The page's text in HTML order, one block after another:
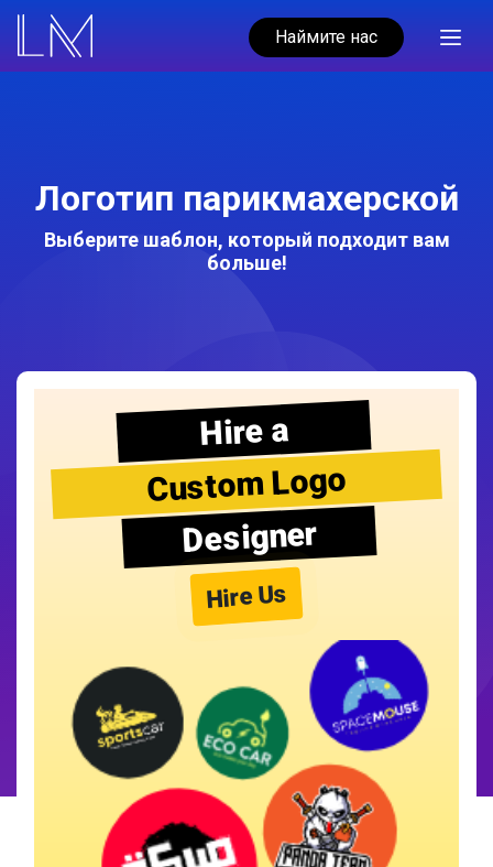
Наймите нас
Логотип парикмахерской
Выберите шаблон, который подходит вам
больше!
Hire a
Custom Logo
Designer
Hire Us